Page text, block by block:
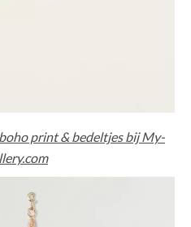
print & bedeltjes bij My-